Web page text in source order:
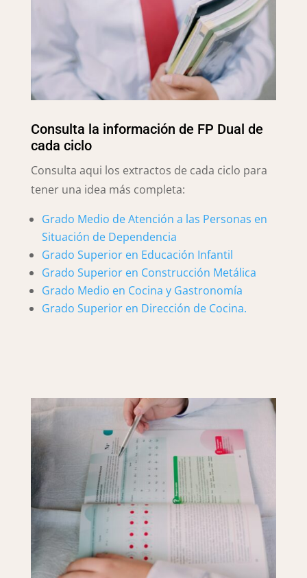
Consulta la información de FP Dual de
cada ciclo
Consulta aqui los extractos de cada ciclo para
tener una idea más completa:
Grado Medio de Atención a las Personas en
Situación de Dependencia
Grado Superior en Educación Infantil
Grado Superior en Construcción Metálica
Grado Medio en Cocina y Gastronomía
Grado Superior en Dirección de Cocina.